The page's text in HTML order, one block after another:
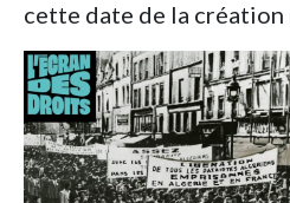
cette date de la création